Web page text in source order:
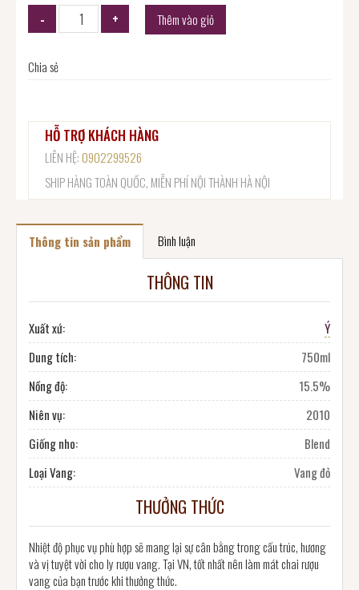
Thêm vào giỏ
Chia sẻ
HỖ TRỢ KHÁCH HÀNG
LIÊN HỆ:0902299526
SHIP HÀNG TOÀN QUỐC, MIỄN PHÍ NỘI THÀNH HÀ NỘI
Thông tin sản phẩm Bình luận
THÔNG TIN
Xuất xứ:
Ý
Dung tích:
750ml
Nồng độ:
15.5%
Niên vụ:
2010
Giống nho:
Blend
Loại Vang:
Vang đỏ
THƯỞNG THỨC
Nhiệt độ phục vụ phù hợp sẽ mang lại sự cân bằng trong cấu trúc, hương
và vị tuyệt vời cho ly rượu vang. Tại VN, tốt nhất nên làm mát chai rượu
vang của bạn trước khi thưởng thức.